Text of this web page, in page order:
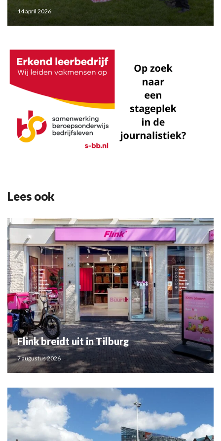
14 april 2026
Lees ook
Flink breidt uit in Tilburg
7 augustus 2026